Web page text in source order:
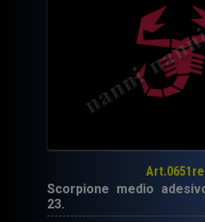
Scorpione medio
23.